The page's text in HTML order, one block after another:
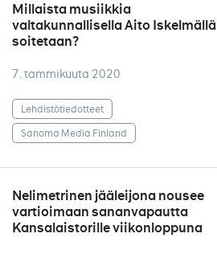
Millaista musiikkia
valtakunnallisella Aito Iskelmällä
soitetaan?
7. tammikuuta 2020
Lehdistötiedotteet
Sanoma Media Finland
Nelimetrinen jääleijona nousee
vartioimaan sananvapautta
Kansalaistorille viikonloppuna